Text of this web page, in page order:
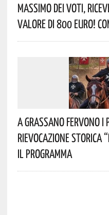
Massimo Dei Voti,
Valore Di 800 Euro!
A Grassano Fervono
Rievocazione Storica “I
Il Programma